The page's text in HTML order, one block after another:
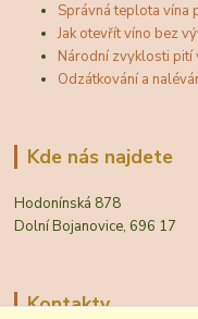
Správná teplota vína
Jak otevřít víno bez
Národní zvyklosti pití
Odzátkování a
Kde nás najdete
Hodonínská 878
Dolní Bojanovice, 696 17
Kontakty